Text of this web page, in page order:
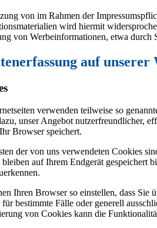
von im Rahmen der
wird hiermit
von Werbeinformationen, etwa durch
auf unserer
verwenden teilweise so
unser Angebot nutzerfreundlicher,
Browser speichert.
der von uns verwendeten Cookies
auf Ihrem Endgerät gespeichert
Ihren Browser so einstellen, dass
bestimmte Fälle oder generell
von Cookies kann die